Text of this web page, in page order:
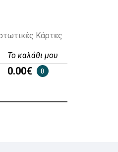
Κάρτες
Το καλάθι μου
0.00€ 0